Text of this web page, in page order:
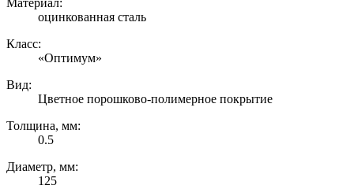
Материал:
оцинкованная сталь
Класс:
«Оптимум»
Вид:
Цветное порошково-полимерное покрытие
Толщина, мм:
0.5
Диаметр, мм:
125